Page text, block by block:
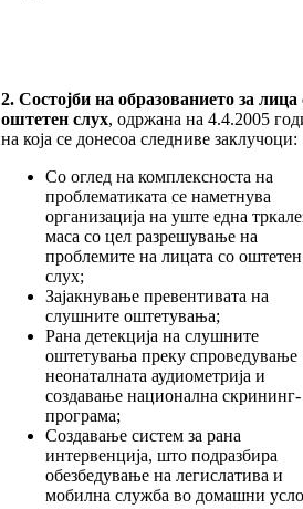
2. Состојби на образованието за лица
оштетен слух, одржана на 4.4.2005
на која се донесоа следниве заклучоци:
Со оглед на комплексноста на
проблематиката се наметнува
организација на уште една
маса со цел разрешување на
проблемите на лицата со оштетен
слух;
Зајакнување превентивата на
слушните оштетувања;
Рана детекција на слушните
оштетувања преку спроведување
неонаталната аудиометрија и
создавање национална скрининг-
програма;
Создавање систем за рана
интервенција, што подразбира
обезбедување на легислатива и
мобилна служба во домашни